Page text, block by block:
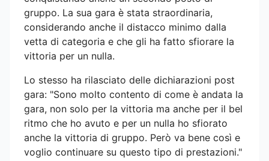
gruppo. La sua gara è stata straordinaria,
considerando anche il distacco minimo dalla
vetta di categoria e che gli ha fatto sfiorare la
vittoria per un nulla.
Lo stesso ha rilasciato delle dichiarazioni post
gara: "Sono molto contento di come è andata la
gara, non solo per la vittoria ma anche per il bel
ritmo che ho avuto e per un nulla ho sfiorato
anche la vittoria di gruppo. Però va bene così e
voglio continuare su questo tipo di prestazioni."